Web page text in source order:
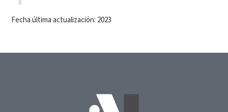
Fecha última actualización: 2023